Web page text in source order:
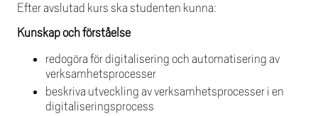
Efter avslutad kurs ska studenten kunna:
Kunskap och förståelse
redogöra för digitalisering och automatisering av
verksamhetsprocesser
beskriva utveckling av verksamhetsprocesser i en
digitaliseringsprocess